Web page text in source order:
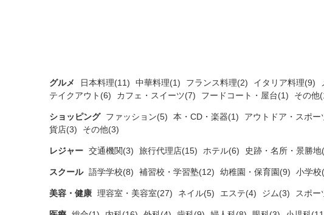
グルメ 日本料理(11) 中華料理(1) フランス料理(2) イタリア料理(9)
テイクアウト(6)
カフェ・スイーツ(7) フードコート・屋台(1) その他
ショッピング ファッション(5) 本・CD・楽器(1) アウトドア・スポー
貨店(3)
その他(3)
レジャー 交通機関(3) 旅行代理店(15) ホテル(6) 史跡・名所・景勝地
スクール 語学学校(8) 補習校・学習塾(12) 幼稚園・保育園(9) 小学校
美容・健康 理容室・美容室(27) ネイル(5) エステ(4) ジム(3) スポー